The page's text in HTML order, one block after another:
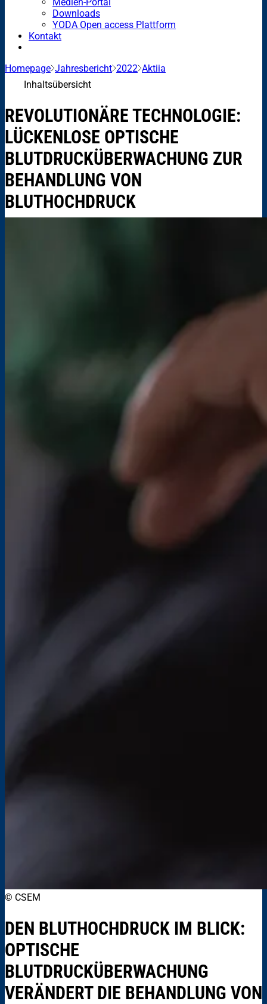
Downloads
YODA Open access Plattform
Kontakt
Homepage Jahresbericht 2022 Aktiia
Inhaltsübersicht
REVOLUTIONÄRE TECHNOLOGIE:
LÜCKENLOSE OPTISCHE
BLUTDRUCKÜBERWACHUNG ZUR
BEHANDLUNG VON
BLUTHOCHDRUCK
© CSEM
DEN BLUTHOCHDRUCK IM BLICK:
OPTISCHE
BLUTDRUCKÜBERWACHUNG
VERÄNDERT DIE BEHANDLUNG VON